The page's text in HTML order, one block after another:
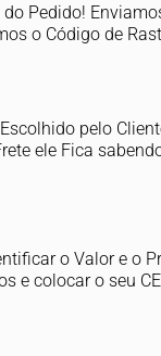
do Pedido!
o Código de
pelo
ele Fica
o Valor e o
e colocar o seu